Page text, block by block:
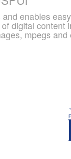
enables
digital content
mpegs and